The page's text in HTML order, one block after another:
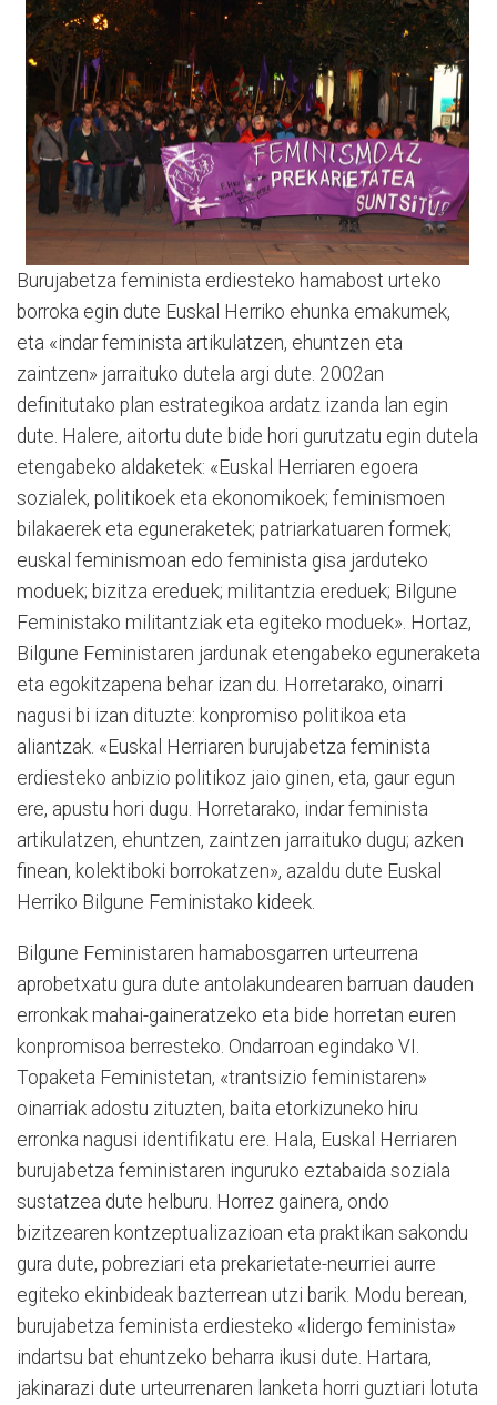
Burujabetza feminista erdiesteko hamabost urteko
borroka egin dute Euskal Herriko ehunka emakumek,
eta «indar feminista artikulatzen, ehuntzen eta
zaintzen» jarraituko dutela argi dute. 2002an
definitutako plan estrategikoa ardatz izanda lan egin
dute. Halere, aitortu dute bide hori gurutzatu egin dutela
etengabeko aldaketek: «Euskal Herriaren egoera
sozialek, politikoek eta ekonomikoek; feminismoen
bilakaerek eta eguneraketek; patriarkatuaren formek;
euskal feminismoan edo feminista gisa jarduteko
moduek; bizitza ereduek; militantzia ereduek; Bilgune
Feministako militantziak eta egiteko moduek». Hortaz,
Bilgune Feministaren jardunak etengabeko eguneraketa
eta egokitzapena behar izan du. Horretarako, oinarri
nagusi bi izan dituzte: konpromiso politikoa eta
aliantzak. «Euskal Herriaren burujabetza feminista
erdiesteko anbizio politikoz jaio ginen, eta, gaur egun
ere, apustu hori dugu. Horretarako, indar feminista
artikulatzen, ehuntzen, zaintzen jarraituko dugu; azken
finean, kolektiboki borrokatzen», azaldu dute Euskal
Herriko Bilgune Feministako kideek.
Bilgune Feministaren hamabosgarren urteurrena
aprobetxatu gura dute antolakundearen barruan dauden
erronkak mahai-gaineratzeko eta bide horretan euren
konpromisoa berresteko. Ondarroan egindako VI.
Topaketa Feministetan, «trantsizio feministaren»
oinarriak adostu zituzten, baita etorkizuneko hiru
erronka nagusi identifikatu ere. Hala, Euskal Herriaren
burujabetza feministaren inguruko eztabaida soziala
sustatzea dute helburu. Horrez gainera, ondo
bizitzearen kontzeptualizazioan eta praktikan sakondu
gura dute, pobreziari eta prekarietate-neurriei aurre
egiteko ekinbideak bazterrean utzi barik. Modu berean,
burujabetza feminista erdiesteko «lidergo feminista»
indartsu bat ehuntzeko beharra ikusi dute. Hartara,
jakinarazi dute urteurrenaren lanketa horri guztiari lotuta